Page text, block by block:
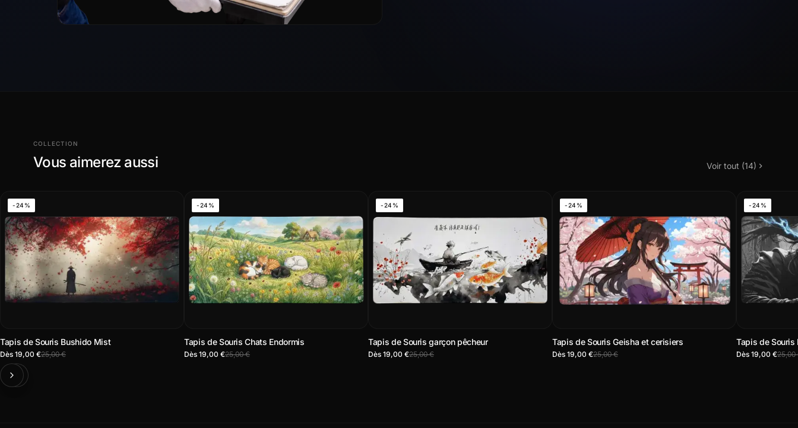
COLLECTION
Vous aimerez aussi Voir tout (14)
-24%
Tapis de Souris Bushido Mist
Dès 19,00 €25,00 €
-24%
Tapis de Souris Chats Endormis
Dès 19,00 €25,00 €
-24%
Tapis de Souris garçon pêcheur
Dès 19,00 €25,00 €
-24%
Tapis de Souris Geisha et cerisiers
Dès 19,00 €25,00 €
-24%
Tapis de Souris
Dès 19,00 €25,00